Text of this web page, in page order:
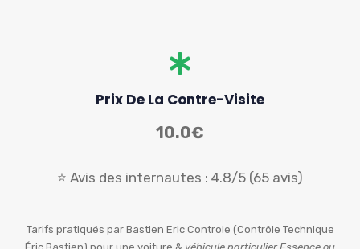
Prix De La Contre-Visite
10.0€
⭐ Avis des internautes : 4.8/5 (65 avis)
Tarifs pratiqués par Bastien Eric Controle (Contrôle Technique